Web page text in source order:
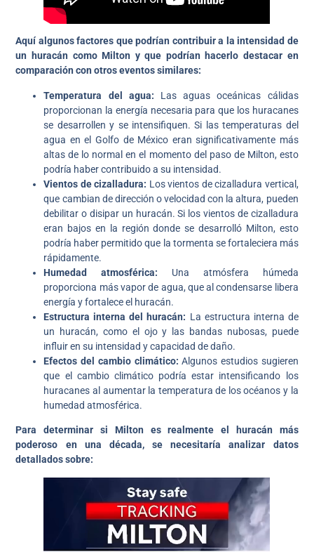
Aquí algunos factores que podrían contribuir a la intensidad de
un huracán como Milton y que podrían hacerlo destacar en
comparación con otros eventos similares:
Temperatura del agua: Las aguas oceánicas cálidas
proporcionan la energía necesaria para que los huracanes
se desarrollen y se intensifiquen. Si las temperaturas del
agua en el Golfo de México eran significativamente más
altas de lo normal en el momento del paso de Milton, esto
podría haber contribuido a su intensidad.
Vientos de cizalladura: Los vientos de cizalladura vertical,
que cambian de dirección o velocidad con la altura, pueden
debilitar o disipar un huracán. Si los vientos de cizalladura
eran bajos en la región donde se desarrolló Milton, esto
podría haber permitido que la tormenta se fortaleciera más
rápidamente.
Humedad atmosférica: Una atmósfera húmeda
proporciona más vapor de agua, que al condensarse libera
energía y fortalece el huracán.
Estructura interna del huracán: La estructura interna de
un huracán, como el ojo y las bandas nubosas, puede
influir en su intensidad y capacidad de daño.
Efectos del cambio climático: Algunos estudios sugieren
que el cambio climático podría estar intensificando los
huracanes al aumentar la temperatura de los océanos y la
humedad atmosférica.
Para determinar si Milton es realmente el huracán más
poderoso en una década, se necesitaría analizar datos
detallados sobre: